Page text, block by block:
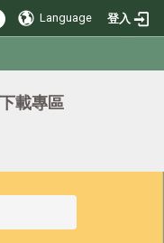
Language 登入
下載專區